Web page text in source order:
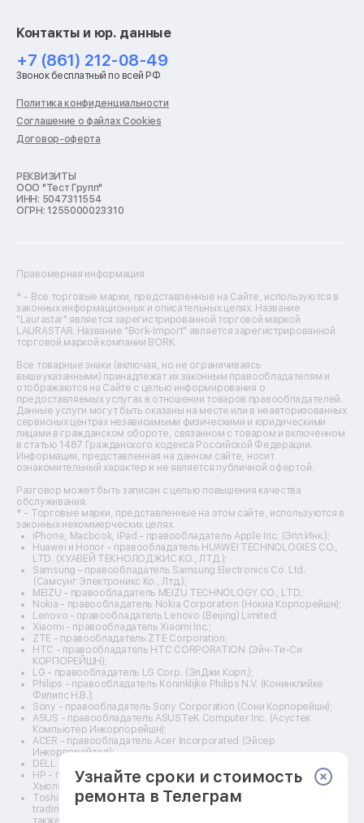
Ремонт роботов-пылесосов
Ремонт холодильников
Ремонт стиральных машин
Ремонт пылесосов
Ремонт варочных панелей
Ремонт духовых шкафов
Ремонт кондиционеров
Ремонт кухонных комбайнов
Ремонт морозильных камер
Ремонт отпаривателей
Ремонт плоттеров
Ремонт фенов
Ремонт цифровых биноклей
Ремонт тепловизоров
Ремонт массажных кресел
Ремонт водонагревателей
Ремонт вытяжек
Ремонт источников бесперебойного питания
Ремонт пароварок
Ремонт микшерных пультов
Ремонт dj-пультов
Ремонт кухонных плит
Ремонт стедикамов
Ремонт оптических прицелов
Ремонт электровелосипедов
Ремонт видеокамер
Ремонт эхолотов
Ремонт 3d-принтеров
Ремонт прицелов ночного видения
Ремонт винных шкафов
Ремонт выпрямителей
Ремонт сушилок для рук
Ремонт дальномеров
Ремонт снегоуборщиков
Контакты и юр. данные
+7 (861) 212-08-49
Звонок бесплатный по всей РФ
Политика конфиденциальности
Соглашение о файлах Cookies
Договор-оферта
РЕКВИЗИТЫ
ООО "Тест Групп"
ИНН: 5047311554
ОГРН: 1255000023310
Правомерная информация
* - Все торговые марки, представленные на Сайте, используются в
законных информационных и описательных целях. Название
"Laurastar" является зарегистрированной торговой маркой
LAURASTAR. Название "Bork-Import" является зарегистрированной
торговой маркой компании BORK.
Все товарные знаки (включая, но не ограничиваясь
вышеуказанными) принадлежат их законным правообладателям и
отображаются на Сайте с целью информирования о
предоставляемых услугах в отношении товаров правообладателей.
Данные услуги могут быть оказаны на месте или в неавторизованных
сервисных центрах независимыми физическими и юридическими
лицами в гражданском обороте, связанном с товаром и включенном
в статью 1487 Гражданского кодекса Российской Федерации.
Информация, представленная на данном сайте, носит
ознакомительный характер и не является публичной офертой.
Разговор может быть записан с целью повышения качества
обслуживания.
* - Торговые марки, представленные на этом сайте, используются в
законных некоммерческих целях.
iPhone, Macbook, iPad - правообладатель Apple Inc. (Эпл Инк.);
Huawei и Honor - правообладатель HUAWEI TECHNOLOGIES CO.,
LTD. (ХУАВЕЙ ТЕКНОЛОДЖИС КО., ЛТД.);
Samsung – правообладатель Samsung Electronics Co. Ltd.
(Самсунг Электроникс Ко., Лтд.);
MEIZU - правообладатель MEIZU TECHNOLOGY CO., LTD.;
Nokia - правообладатель Nokia Corporation (Нокиа Корпорейшн);
Lenovo - правообладатель Lenovo (Beijing) Limited;
Xiaomi - правообладатель Xiaomi Inc.;
ZTE - правообладатель ZTE Corporation;
HTC - правообладатель HTC CORPORATION (Эйч-Ти-Си
КОРПОРЕЙШН);
LG - правообладатель LG Corp. (ЭлДжи Корп.);
Philips - правообладатель Koninklijke Philips N.V. (Конинклийке
Филипс Н.В.);
Sony - правообладатель Sony Corporation (Сони Корпорейшн);
ASUS - правообладатель ASUSTeK Computer Inc. (Асустек
Компьютер Инкорпорейшн);
ACER - правообладатель Acer Incorporated (Эйсер
Инкорпорейтед);
DELL - правообладатель Dell Inc.(Делл Инк.);
HP - правообладатель HP Hewlett-Packard Group LLC (ЭйчПи
Хьюлетт Паккард Груп ЛЛК);
Toshiba - правообладатель KABUSHIKI KAISHA TOSHIBA, also
trading as Toshiba Corporation (КАБУШИКИ КАЙША ТОШИБА
также торгующая как Тосиба Корпорейшн).
Узнайте сроки и стоимость
ремонта в Телеграм